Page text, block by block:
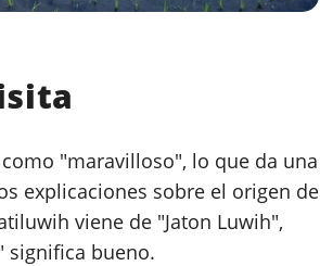
"maravilloso", lo que da una
explicaciones sobre el origen de
viene de "Jaton Luwih",
significa bueno.